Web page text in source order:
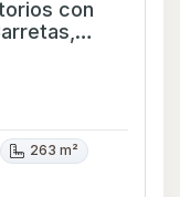
con
263 m²